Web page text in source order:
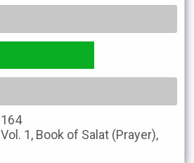
164
Vol. 1, Book of Salat (Prayer),